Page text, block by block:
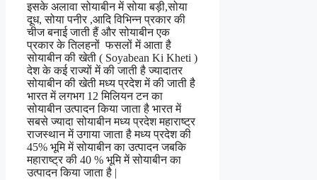
इसके अलावा सोयाबीन में सोया बड़ी,सोया
दूध, सोया पनीर ,आदि विभिन्न प्रकार की
चीज बनाई जाती हैं और सोयाबीन एक
प्रकार के तिलहनों फसलों में आता है
सोयाबीन की खेती ( Soyabean Ki Kheti )
देश के कई राज्यों में की जाती है ज्यादातर
सोयाबीन की खेती मध्य प्रदेश में की जाती है
भारत में लगभग 12 मिलियन टन का
सोयाबीन उत्पादन किया जाता है भारत में
सबसे ज्यादा सोयाबीन मध्य प्रदेश महाराष्ट्र
राजस्थान में उगाया जाता है मध्य प्रदेश की
45% भूमि में सोयाबीन का उत्पादन जबकि
महाराष्ट्र की 40 % भूमि में सोयाबीन का
उत्पादन किया जाता है |